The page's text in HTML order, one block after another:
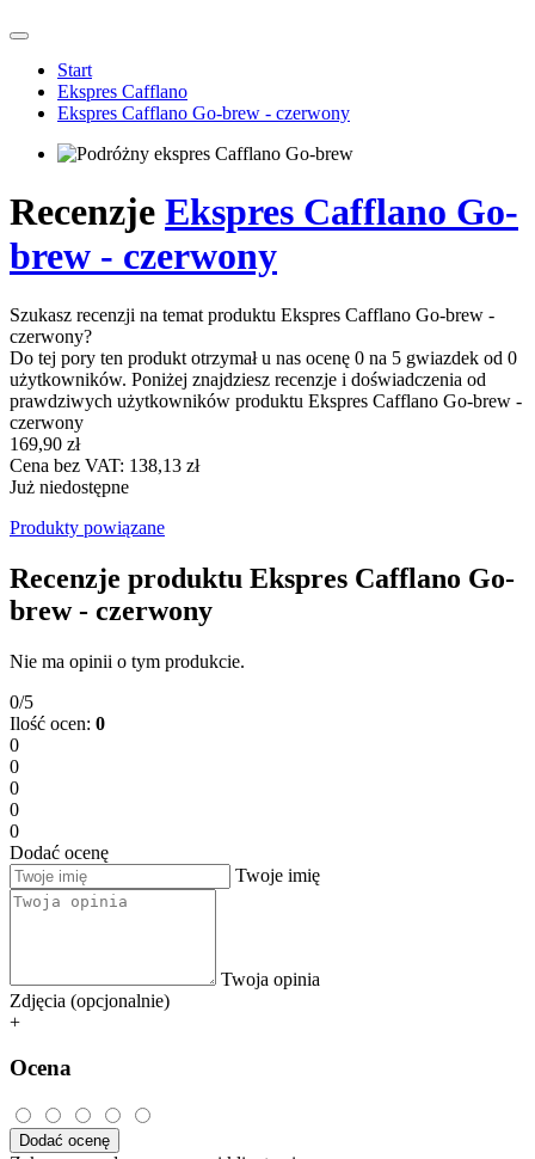
Start
Ekspres Cafflano
Ekspres Cafflano Go-brew - czerwony
Recenzje Ekspres Cafflano Go-
brew - czerwony
Szukasz recenzji na temat produktu Ekspres Cafflano Go-brew -
czerwony?
Do tej pory ten produkt otrzymał u nas ocenę 0 na 5 gwiazdek od 0
użytkowników. Poniżej znajdziesz recenzje i doświadczenia od
prawdziwych użytkowników produktu Ekspres Cafflano Go-brew -
czerwony
169,90 zł
Cena bez VAT: 138,13 zł
Już niedostępne
Produkty powiązane
Recenzje produktu Ekspres Cafflano Go-
brew - czerwony
Nie ma opinii o tym produkcie.
0/5
Ilość ocen: 0
0
0
0
0
0
Dodać ocenę
Twoje imię
Twoja opinia
Zdjęcia (opcjonalnie)
+
Ocena
Dodać ocenę